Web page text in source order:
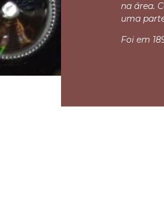
na área.
uma
Foi em